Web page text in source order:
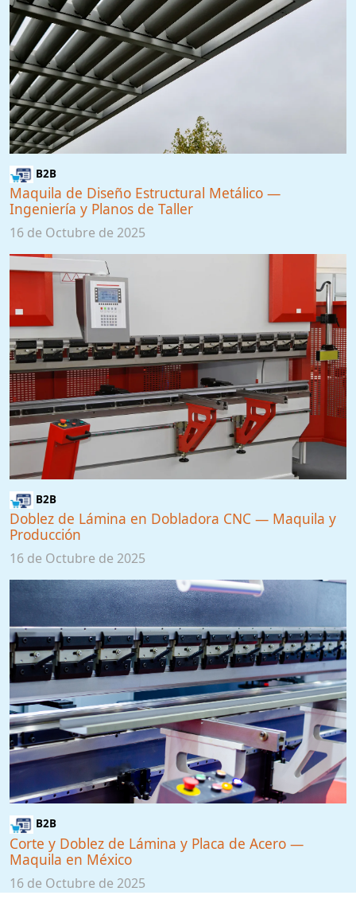
B2B
Maquila de Diseño Estructural Metálico —
Ingeniería y Planos de Taller
16 de Octubre de 2025
B2B
Doblez de Lámina en Dobladora CNC — Maquila y
Producción
16 de Octubre de 2025
B2B
Corte y Doblez de Lámina y Placa de Acero —
Maquila en México
16 de Octubre de 2025